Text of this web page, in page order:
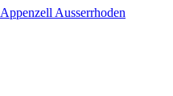
Appenzell Ausserrhoden